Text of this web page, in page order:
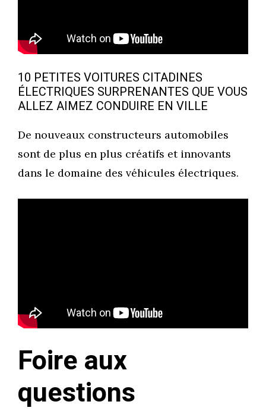
10 PETITES VOITURES CITADINES
ÉLECTRIQUES SURPRENANTES QUE VOUS
ALLEZ AIMEZ CONDUIRE EN VILLE
De nouveaux constructeurs automobiles
sont de plus en plus créatifs et innovants
dans le domaine des véhicules électriques.
Foire aux
questions